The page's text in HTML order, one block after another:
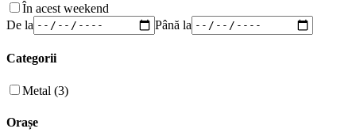
În acest weekend
De la
Până la
Categorii
Metal (3)
Orașe